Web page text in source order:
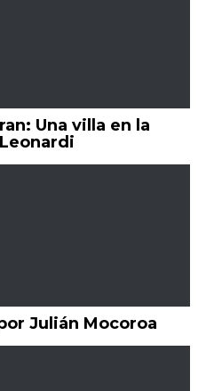
Una villa en la
Julián Mocoroa